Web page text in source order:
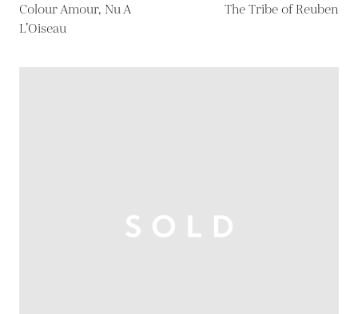
Colour Amour, Nu A
L’Oiseau
The Tribe of Reuben